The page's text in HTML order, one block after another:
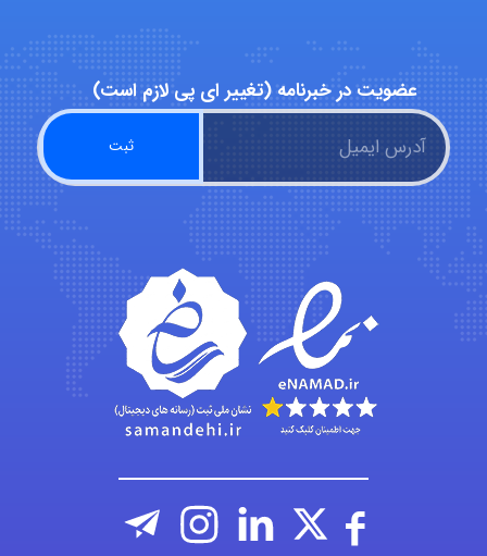
emami
ehtesham
Iman Hosseini
Chehri
عضویت در خبرنامه (تغییر ای پی لازم است)